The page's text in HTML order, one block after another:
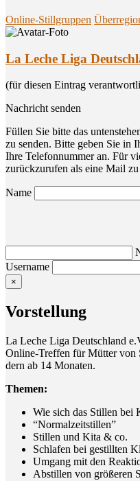
Online-Stillgruppen
La Leche Liga
(für diesen Eintrag
Nachricht senden
Füllen Sie bitte das
zu senden. Bitte geben Sie in
Ihre Telefonnummer an. Für
zurückzurufen als eine Mail zu
Name
Username
×
Vor­stel­lung
La Leche Liga Deutsch­land
Online-Tref­fen für Müt­ter
dern ab 14 Monaten.
The­men:
Wie sich das Stil­len bei
“Nor­mal­zeit­stil­len”
Stil­len und Kita & co.
Schla­fen bei gestill­ten
Umgang mit den
Abstil­len von grö­ße­ren